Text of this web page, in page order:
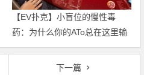
【EV扑克】小盲位的慢性毒
药：为什么你的ATo总在这里输
钱？
下一篇